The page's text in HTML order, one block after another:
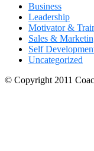
Business
Leadership
Motivator &
Sales &
Self
Uncategorized
© Copyright 2011